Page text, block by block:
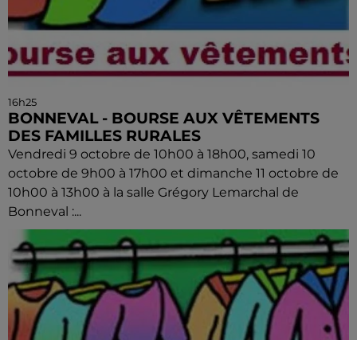
16h25
BONNEVAL - BOURSE AUX VÊTEMENTS
DES FAMILLES RURALES
Vendredi 9 octobre de 10h00 à 18h00, samedi 10
octobre de 9h00 à 17h00 et dimanche 11 octobre de
10h00 à 13h00 à la salle Grégory Lemarchal de
Bonneval :...